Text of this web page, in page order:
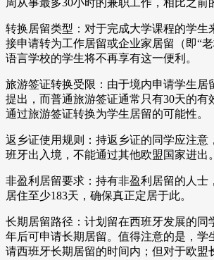
周从事最多30小时的兼职工作，相比之前
转换居留类型：对于完成大学课程的学生
接申请转为工作居留或企业家居留（即“老
语言学校的学生将不再享有这一便利。
旅游签证转换受限：由于境内申请学生居
提出，而普通旅游签证通常只有30天的有
通过旅游签证转换为学生居留的可能性。
返乡证使用规则：持返乡证的同学应注意
班牙出入境，不能通过其他欧盟国家进出。
非盈利居留要求：持有非盈利居留的人士
居住至少183天，确保真正定居于此。
长期居留路径：计划留在西班牙发展的同
年后可申请长期居留。值得注意的是，学
请西班牙长期居留的时间内；但对于欧盟